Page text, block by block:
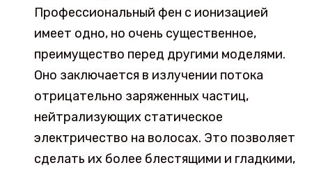
Профессиональный фен с ионизацией
имеет одно, но очень существенное,
преимущество перед другими моделями.
Оно заключается в излучении потока
отрицательно заряженных частиц,
нейтрализующих статическое
электричество на волосах. Это позволяет
сделать их более блестящими и гладкими,